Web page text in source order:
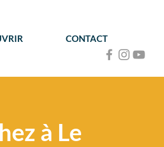
CONTACT
à Le